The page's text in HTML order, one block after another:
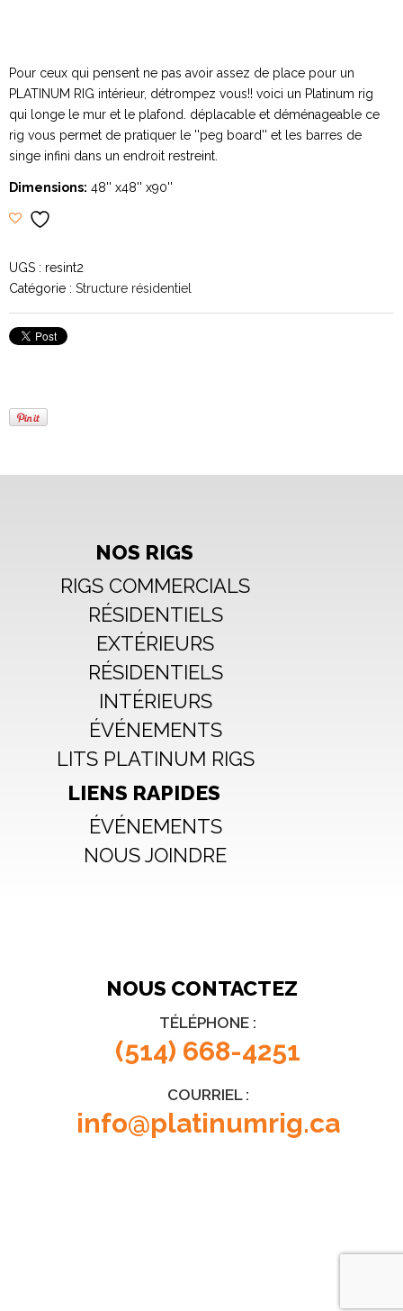
Pour ceux qui pensent ne pas avoir assez de place pour un
PLATINUM RIG intérieur, détrompez vous!! voici un Platinum rig
qui longe le mur et le plafond. déplacable et déménageable ce
rig vous permet de pratiquer le ''peg board'' et les barres de
singe infini dans un endroit restreint.
Dimensions: 48'' x48'' x90''
UGS : resint2
Catégorie : Structure résidentiel
NOS RIGS
RIGS COMMERCIALS
RÉSIDENTIELS
EXTÉRIEURS
RÉSIDENTIELS
INTÉRIEURS
ÉVÉNEMENTS
LITS PLATINUM RIGS
LIENS RAPIDES
ÉVÉNEMENTS
NOUS JOINDRE
NOUS CONTACTEZ
TÉLÉPHONE :
(514) 668-4251
COURRIEL :
info@platinumrig.ca